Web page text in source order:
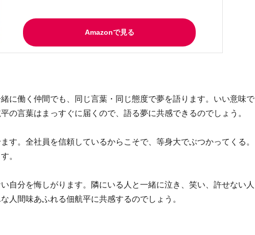
Amazonで見る
に働く仲間でも、同じ言葉・同じ態度で夢を語ります。いい意味で
の言葉はまっすぐに届くので、語る夢に共感できるのでしょう。
す。全社員を信頼しているからこそで、等身大でぶつかってくる。
。
自分を悔しがります。隣にいる人と一緒に泣き、笑い、許せない人
人間味あふれる佃航平に共感するのでしょう。